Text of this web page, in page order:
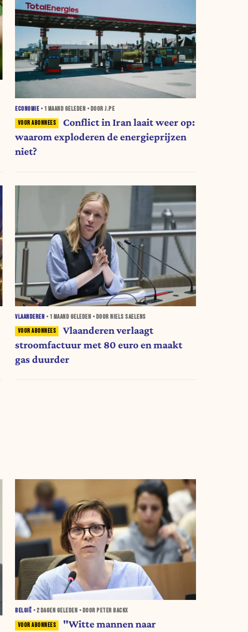
ECONOMIE • 1 MAAND GELEDEN • DOOR J.PE
Conflict in Iran laait weer op:
waarom exploderen de energieprijzen
niet?
VLAANDEREN • 1 MAAND GELEDEN • DOOR NIELS SAELENS
Vlaanderen verlaagt
stroomfactuur met 80 euro en maakt
gas duurder
BELGIË •2 DAGEN GELEDEN • DOOR PETER BACKX
"Witte mannen naar